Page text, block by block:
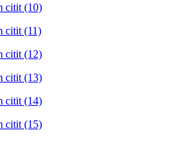
citit (10)
citit (11)
citit (12)
citit (13)
citit (14)
citit (15)